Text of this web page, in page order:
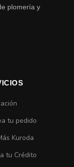
plomería y
tu pedido
Kuroda
tu Crédito